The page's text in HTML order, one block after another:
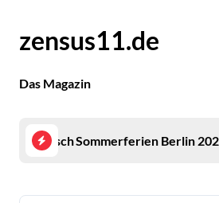
contentzensus11.de
Das Magazin
für die perfekteMirco Nontschew